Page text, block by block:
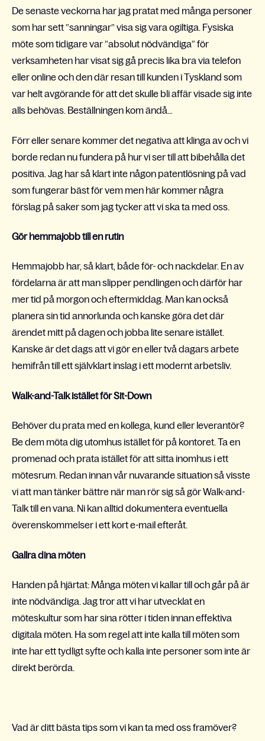
De senaste veckorna har jag pratat med många personer
som har sett ”sanningar” visa sig vara ogiltiga. Fysiska
möte som tidigare var ”absolut nödvändiga” för
verksamheten har visat sig gå precis lika bra via telefon
eller online och den där resan till kunden i Tyskland som
var helt avgörande för att det skulle bli affär visade sig inte
alls behövas. Beställningen kom ändå…
Förr eller senare kommer det negativa att klinga av och vi
borde redan nu fundera på hur vi ser till att bibehålla det
positiva. Jag har så klart inte någon patentlösning på vad
som fungerar bäst för vem men här kommer några
förslag på saker som jag tycker att vi ska ta med oss.
Gör hemmajobb till en rutin
Hemmajobb har, så klart, både för- och nackdelar. En av
fördelarna är att man slipper pendlingen och därför har
mer tid på morgon och eftermiddag. Man kan också
planera sin tid annorlunda och kanske göra det där
ärendet mitt på dagen och jobba lite senare istället.
Kanske är det dags att vi gör en eller två dagars arbete
hemifrån till ett självklart inslag i ett modernt arbetsliv.
Walk-and-Talk istället för Sit-Down
Behöver du prata med en kollega, kund eller leverantör?
Be dem möta dig utomhus istället för på kontoret. Ta en
promenad och prata istället för att sitta inomhus i ett
mötesrum. Redan innan vår nuvarande situation så visste
vi att man tänker bättre när man rör sig så gör Walk-and-
Talk till en vana. Ni kan alltid dokumentera eventuella
överenskommelser i ett kort e-mail efteråt.
Gallra dina möten
Handen på hjärtat: Många möten vi kallar till och går på är
inte nödvändiga. Jag tror att vi har utvecklat en
möteskultur som har sina rötter i tiden innan effektiva
digitala möten. Ha som regel att inte kalla till möten som
inte har ett tydligt syfte och kalla inte personer som inte är
direkt berörda.
Vad är ditt bästa tips som vi kan ta med oss framöver?